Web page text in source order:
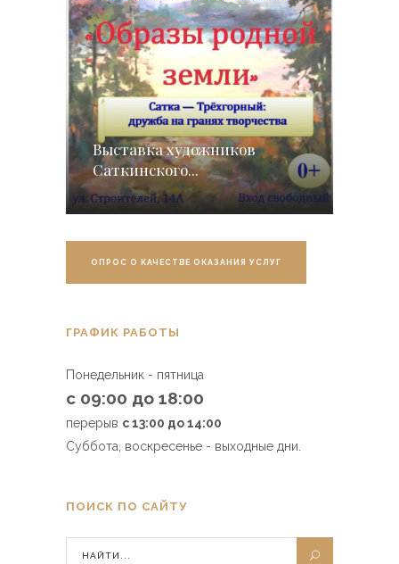
Выставка художников
Саткинского...
ОПРОС О КАЧЕСТВЕ ОКАЗАНИЯ УСЛУГ
ГРАФИК РАБОТЫ
Понедельник - пятница
с 09:00 до 18:00
перерыв с 13:00 до 14:00
Суббота, воскресенье - выходные дни.
ПОИСК ПО САЙТУ